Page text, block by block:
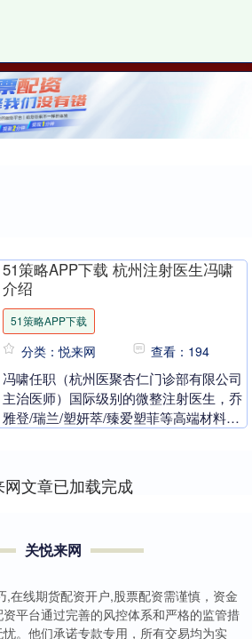
51策略APP下载 杭州注射医生冯啸
介绍
51策略APP下载
分类：悦来网 查看：194
冯啸任职（杭州医聚杏仁门诊部有限公司
主治医师）国际级别的微整注射医生，乔
雅登/瑞兰/塑妍萃/臻爱塑菲等高端材料培
网文章已加载完成
关悦来网
,在线期货配资开户,股票配资需谨慎，资金
平台通过完善的风控体系和严格的监管措
。他们承诺专款专用，所有交易均为实